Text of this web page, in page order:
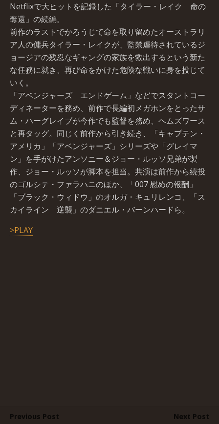
Netflixで大ヒットを記録した「タイラー・レイク 命の
奪還」の続編。
前作のラストでかろうじて命を取り留めたオーストラリ
ア人の傭兵タイラー・レイクが、監禁虐待されているジ
ョージアの残忍なギャングの家族を救出するという新た
な任務に就き、再び命をかけた危険な戦いに身を投じて
いく。
「アベンジャーズ エンドゲーム」などでスタントコー
ディネーターを務め、前作で長編初メガホンをとったサ
ム・ハーグレイブが今作でも監督を務め、ヘムズワース
と再タッグ。同じく前作から引き続き、「キャプテン・
アメリカ」「アベンジャーズ」シリーズや「グレイマ
ン」を手がけたアンソニー＆ジョー・ルッソ兄弟が製
作、ジョー・ルッソが脚本を担当。共演は前作から続投
のゴルシテ・ファラハニのほか、「007 慰めの報酬」
「ブラック・ウィドウ」のオルガ・キュリレンコ、「ス
カイライン 逆襲」のダニエル・バーンハードら。
>PLAY
Previous Post
Next Post